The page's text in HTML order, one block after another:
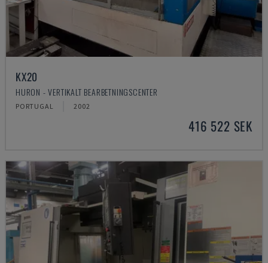
KX20
HURON - VERTIKALT BEARBETNINGSCENTER
PORTUGAL 2002
416 522 SEK